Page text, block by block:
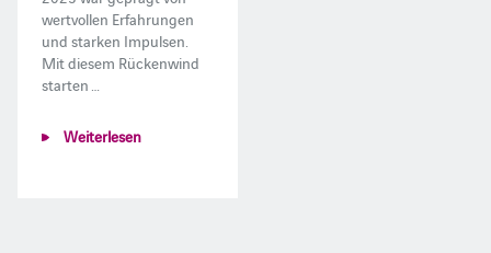
wertvollen Erfahrungen
und starken Impulsen.
Mit diesem Rückenwind
starten …
Weiterlesen